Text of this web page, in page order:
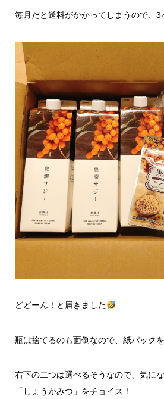
毎月だと送料がかかってしまうので、3
どどーん！と届きました
瓶は捨てるのも面倒なので、紙パック
右下の二つは選べるそうなので、気に
「しょうがみつ」をチョイス！